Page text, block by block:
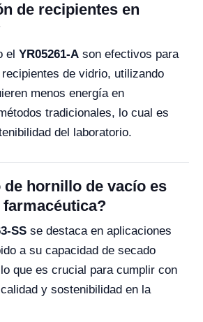
de recipientes en
el YR05261-A son efectivos para
de vidrio, utilizando
menos energía en
tradicionales, lo cual es
del laboratorio.
de hornillo de vacío es
SS se destaca en aplicaciones
a su capacidad de secado
que es crucial para cumplir con
y sostenibilidad en la